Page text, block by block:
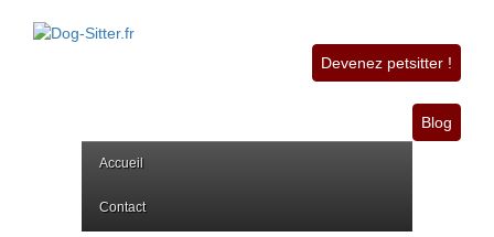
Devenez petsitter !
Blog
Accueil
Contact